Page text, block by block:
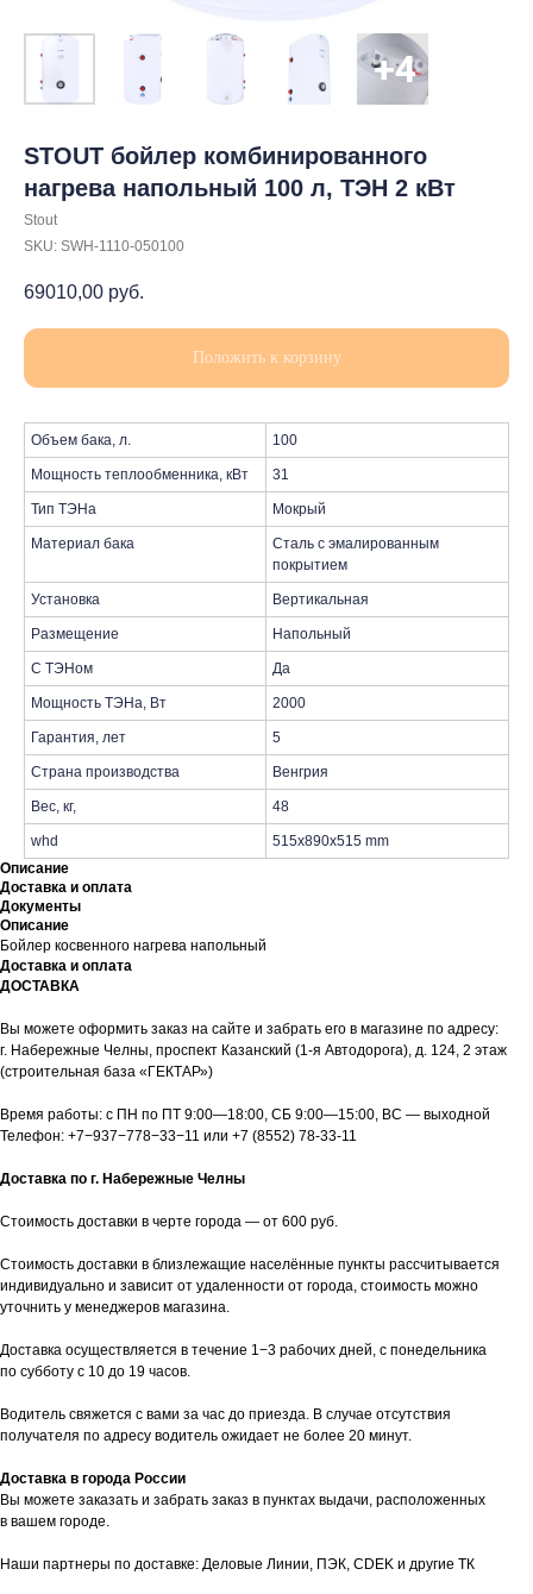
STOUT бойлер комбинированного
нагрева напольный 100 л, ТЭН 2 кВт
Stout
SKU: SWH-1110-050100
69010,00 руб.
Положить к корзину
Объем бака, л. 100
Мощность теплообменника, кВт 31
Тип ТЭНа Мокрый
Материал бака
Сталь с эмалированным
покрытием
Установка Вертикальная
Размещение Напольный
С ТЭНом Да
Мощность ТЭНа, Вт 2000
Гарантия, лет 5
Страна производства Венгрия
Вес, кг, 48
whd
515x890x515 mm
Описание
Доставка и оплата
Документы
Описание
Бойлер косвенного нагрева напольный
Доставка и оплата
ДОСТАВКА
Вы можете оформить заказ на сайте и забрать его в магазине по адресу:
г. Набережные Челны, проспект Казанский (1-я Автодорога), д. 124, 2 этаж
(строительная база «ГЕКТАР»)
Время работы: с ПН по ПТ 9:00—18:00, СБ 9:00—15:00, ВС — выходной
Телефон: +7−937−778−33−11 или +7 (8552) 78-33-11
Доставка по г. Набережные Челны
Стоимость доставки в черте города — от 600 руб.
Стоимость доставки в близлежащие населённые пункты рассчитывается
индивидуально и зависит от удаленности от города, стоимость можно
уточнить у менеджеров магазина.
Доставка осуществляется в течение 1−3 рабочих дней, с понедельника
по субботу с 10 до 19 часов.
Водитель свяжется с вами за час до приезда. В случае отсутствия
получателя по адресу водитель ожидает не более 20 минут.
Доставка в города России
Вы можете заказать и забрать заказ в пунктах выдачи, расположенных
в вашем городе.
Наши партнеры по доставке: Деловые Линии, ПЭК, CDEK и другие ТК